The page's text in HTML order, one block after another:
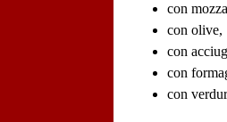
con
con olive,
con
con
con